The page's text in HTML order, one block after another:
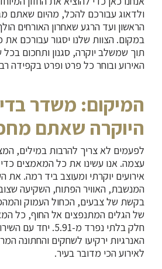
ולדאוג עבורכם להכל, מהיום שאתם
הראשון ועד הרגע שאחרון האורחים
במקום. הצוות שלנו יסגור עבורכם את
תוך שמשלב יוקרה, סגנון ותחכום בכל
האירוע ובוחר כל פרט ופרט בקפידה
המיקום: משדר
היוקרה שאתם
לפעמים לא צריך להרבות במילים,
עצמה. אנו עשינו את כל המאמצים
אירועים יוקרתי ומעוצבביד רמה. את
המנשבת, האוויר הפתוח, השקיעה
בקשת של צבעים, הכחול העמוק
של הגלים המתנפצים אל החוף, כל
חלק בלתי נפרד מ-5.91.
האנרגיות ירקיעו לשחקים והחתונה
לאירוע הכי מדובר בעיר.